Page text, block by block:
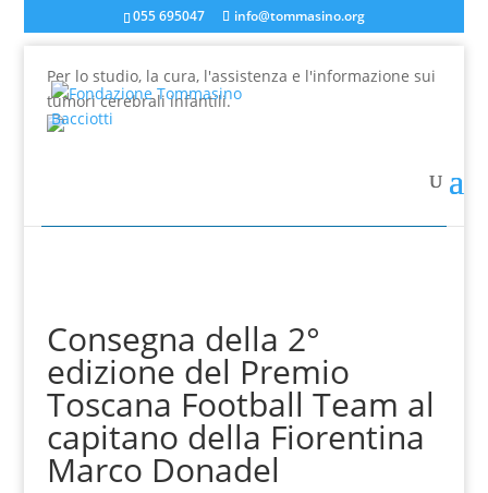
mail a info@tommasino.org o chiamare lo 055 695047
055 695047 info@tommasino.org
Per lo studio, la cura, l'assistenza e l'informazione sui
tumori cerebrali infantili.
Consegna della 2°
edizione del Premio
Toscana Football Team al
capitano della Fiorentina
Marco Donadel